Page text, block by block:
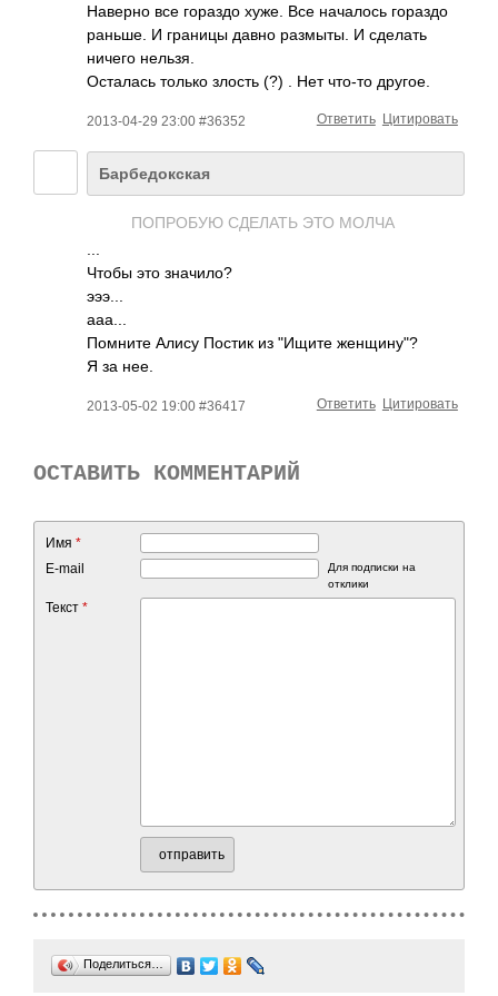
Наверно все гораздо хуже. Все началось гораздо
раньше. И границы давно размыты. И сделать
ничего нельзя.
Осталась только злость (?) . Нет что-то другое.
2013-04-29 23:00 #36352 Цитировать
Ответить
Барбедокская
ПОПРОБУЮ СДЕЛАТЬ ЭТО МОЛЧА
Чтобы это значило?
эээ...
ааа...
Помните Алису Постик из "Ищите женщину"?
Я за нее.
2013-05-02 19:00 #36417 Цитировать
Ответить
ОСТАВИТЬ КОММЕНТАРИЙ
Имя *
E-mail
Для подписки на
отклики
Текст *
отправить
Поделиться…